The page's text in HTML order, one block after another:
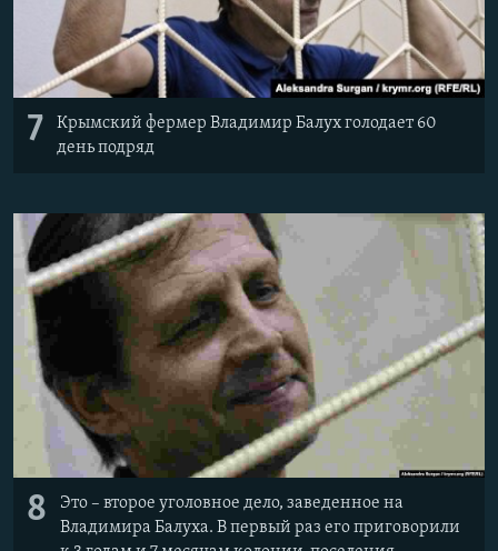
7
Крымский фермер Владимир Балух голодает 60
день подряд
8
Это – второе уголовное дело, заведенное на
Владимира Балуха. В первый раз его приговорили